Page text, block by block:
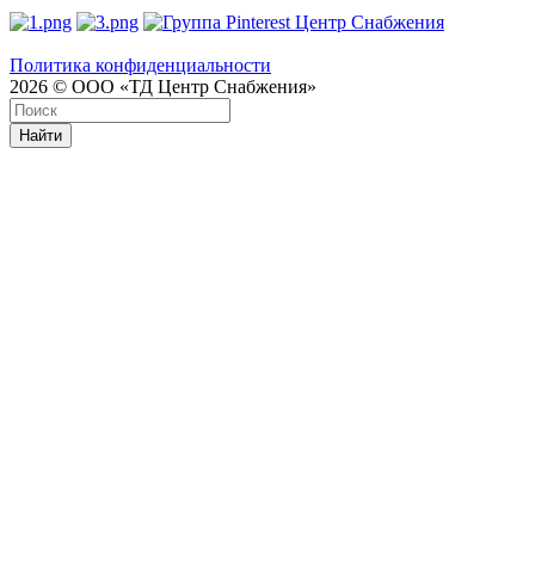
Политика конфиденциальности
2026 © ООО «ТД Центр Снабжения»
Найти